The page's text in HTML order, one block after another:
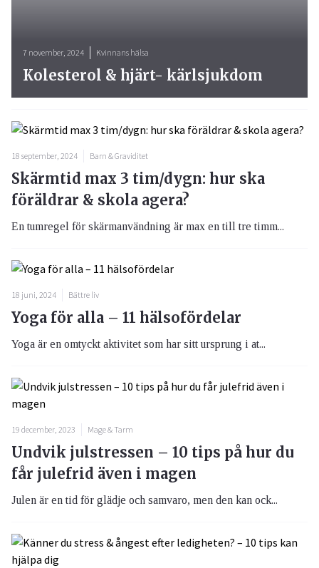
7 november, 2024 Kvinnans hälsa
Kolesterol & hjärt- kärlsjukdom
18 september, 2024 Barn & Graviditet
Skärmtid max 3 tim/dygn: hur ska
föräldrar & skola agera?
En tumregel för skärmanvändning är max en till tre timm...
18 juni, 2024 Bättre liv
Yoga för alla – 11 hälsofördelar
Yoga är en omtyckt aktivitet som har sitt ursprung i at...
19 december, 2023 Mage & Tarm
Undvik julstressen – 10 tips på hur du
får julefrid även i magen
Julen är en tid för glädje och samvaro, men den kan ock...